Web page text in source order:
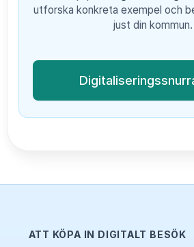
utforska konkreta exempel och
just din kommun.
ATT KÖPA IN DIGITALT BESÖK